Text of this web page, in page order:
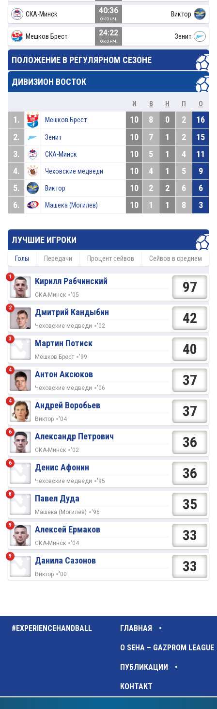
СКА-Минск 40:36
оконч.
Виктор
Мешков Брест 24:22
оконч.
Зенит
ПОЛОЖЕНИЕ В РЕГУЛЯРНОМ СЕЗОНЕ
ДИВИЗИОН ВОСТОК
И В Н П О
1. Мешков Брест 10 8 0 2
16
2.
Зенит 10 7 1 2
15
3.
СКА-Минск 10 5 1 4
11
4.
Чеховские медведи 10 4 1 5
9
5.
Виктор 10 2 2 6
6
6.
Машека (Могилев) 10 1 1 8 3
ЛУЧШИЕ ИГРОКИ
Голы Передачи Процент сейвов Сейвов в среднем
1 Кирилл Рабчинский
СКА-Минск '05 97
2 Дмитрий Кандыбин
Чеховские медведи '02 42
3 Мартин Потиск
Мешков Брест '99 40
4 Антон Аксюков
Чеховские медведи '06 37
4 Андрей Воробьев
Виктор '04 37
6 Александр Петрович
СКА-Минск '02 36
6 Денис Афонин
Чеховские медведи '95 36
8 Павел Дуда
Машека (Могилев) '96 35
9 Алексей Ермаков
СКА-Минск '04 33
9 Данила Сазонов
Виктор '00 33
#EXPERIENCEHANDBALL ГЛАВНАЯ
О SEHA – GAZPROM LEAGUE
ПУБЛИКАЦИИ
КОНТАКТ